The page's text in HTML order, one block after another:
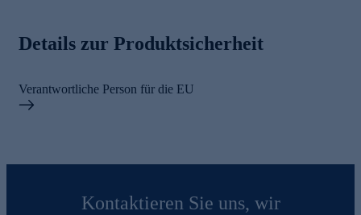
Details zur Produktsicherheit
Verantwortliche Person für die EU
Kontaktieren Sie uns, wir